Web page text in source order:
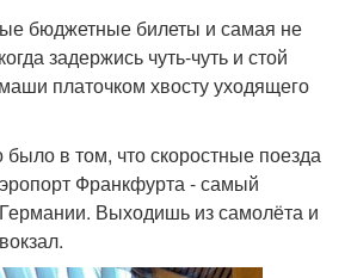
и
Мастер причесок и
макияжа
бюджетные билеты и самая не
задержись чуть-чуть и стой
платочком хвосту уходящего
было в том, что скоростные поезда
Франкфурта - самый
Выходишь из самолёта и